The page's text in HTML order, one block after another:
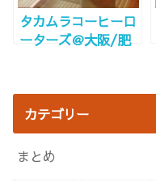
タカムラコーヒーロ
ーターズ＠大阪/肥
ド空間～
カテゴリー
まとめ